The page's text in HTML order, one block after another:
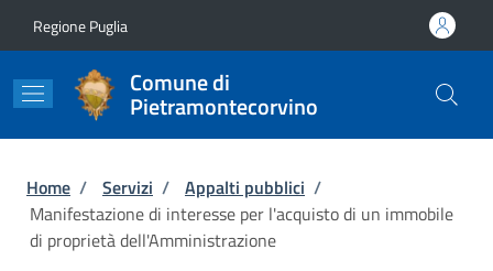
Regione Puglia
Comune di
Pietramontecorvino
Briciole di pane
Home / Servizi / Appalti pubblici /
Manifestazione di interesse per l'acquisto di un immobile
di proprietà dell'Amministrazione